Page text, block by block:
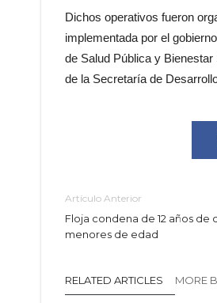
Dichos operativos fueron
implementada por el
de Salud Pública y
de la Secretaría de
Artículo Anterior
Floja condena de 12 años de
menores de edad
RELATED ARTICLES MORE